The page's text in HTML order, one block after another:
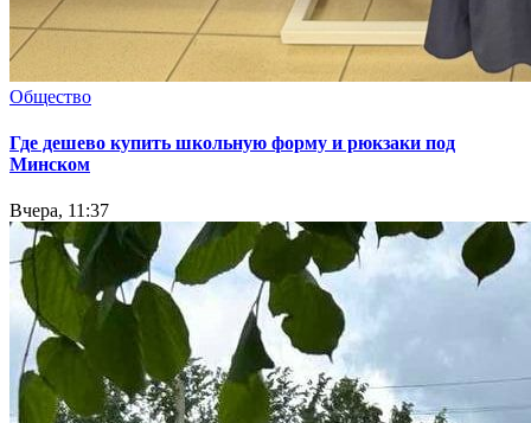
Общество
Где дешево купить школьную форму и рюкзаки под
Минском
Вчера, 11:37